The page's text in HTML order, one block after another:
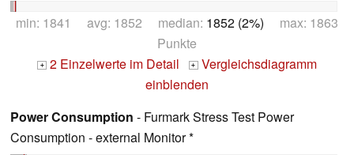
min: 1841 avg: 1852 median: 1852 (2%) max: 1863
Punkte
+ 2 Einzelwerte im Detail + Vergleichsdiagramm
einblenden
Power Consumption - Furmark Stress Test Power
Consumption - external Monitor *